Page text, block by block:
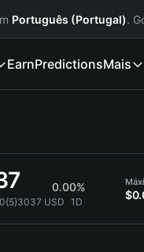
Português (Portugal).
EarnPredictionsMais
0.00%
USD 1D